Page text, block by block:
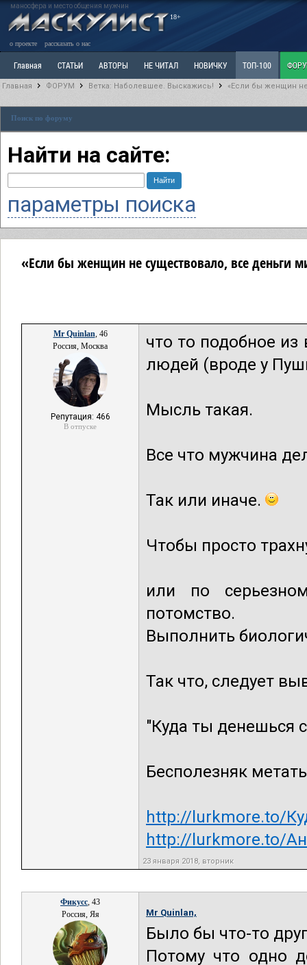
маносфера и место общения мужчин
18+
о проекте рассказать о нас
Главная СТАТЬИ АВТОРЫ НЕ ЧИТАЛ НОВИЧКУ ТОП-100
РАЗДЕЛ: Разное
Главная ФОРУМ Ветка: Наболевшее. Выскажись! «Если бы женщин
Поиск по форуму
Найти на сайте:
параметры поиска
«Если бы женщин не существовало, все деньги
Mr Quinlan, 46
Россия, Москва
Репутация: 466
В отпуске
что то подобное
людей (вроде у
Мысль такая.
Все что мужчина
Так или иначе.
Чтобы просто
или по
потомство.
Выполнить
Так что, следует
"Куда ты денешься
Бесполезняк
http://lurkmore.to/
http://lurkmore.to/
23 января 2018, вторник
Фикусс, 43
Россия, Яя
Mr Quinlan,
Было бы что-то
Потому что одно